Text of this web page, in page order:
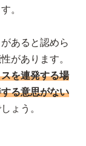
。
あると認めら
があります。
を連発する場
る意思がない
ょう。